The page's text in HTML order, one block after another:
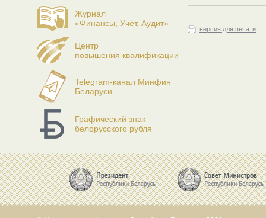
Журнал
«Финансы, Учёт, Аудит»
Центр
повышения квалификации
Telegram-канал Минфин
Беларуси
Графический знак
белорусского рубля
версия для печати